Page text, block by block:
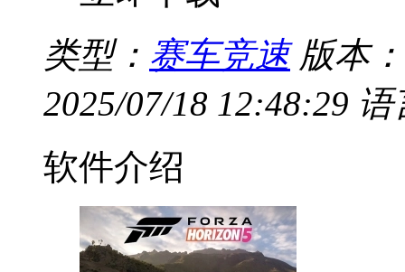
类型： 赛车竞速 版本
2025/07/18 12:48:29 语
软件介绍